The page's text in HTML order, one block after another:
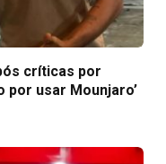
críticas por
por usar Mounjaro’